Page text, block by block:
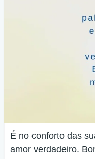
É no conforto das
amor verdadeiro.